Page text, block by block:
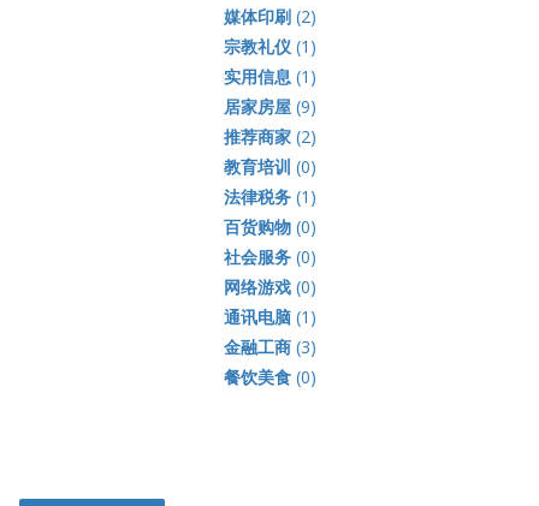
媒体印刷(2)
宗教礼仪(1)
实用信息(1)
居家房屋(9)
推荐商家(2)
教育培训 (0)
法律税务(1)
百货购物(0)
社会服务(0)
网络游戏(0)
通讯电脑(1)
金融工商(3)
餐饮美食(0)